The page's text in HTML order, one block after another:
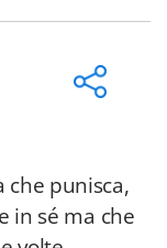
che punisca,
in sé ma che